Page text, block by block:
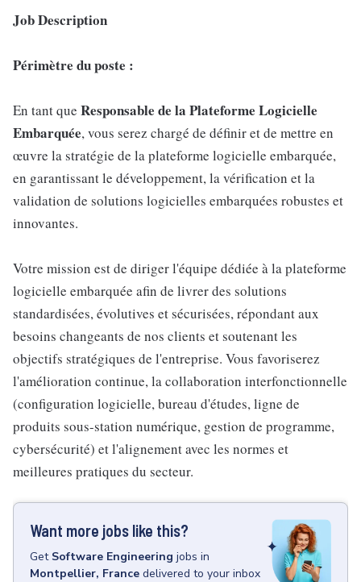
Job Description
Périmètre du poste :
En tant que Responsable de la Plateforme Logicielle
Embarquée, vous serez chargé de définir et de mettre en
œuvre la stratégie de la plateforme logicielle embarquée,
en garantissant le développement, la vérification et la
validation de solutions logicielles embarquées robustes et
innovantes.
Votre mission est de diriger l'équipe dédiée à la plateforme
logicielle embarquée afin de livrer des solutions
standardisées, évolutives et sécurisées, répondant aux
besoins changeants de nos clients et soutenant les
objectifs stratégiques de l'entreprise. Vous favoriserez
l'amélioration continue, la collaboration interfonctionnelle
(configuration logicielle, bureau d'études, ligne de
produits sous-station numérique, gestion de programme,
cybersécurité) et l'alignement avec les normes et
meilleures pratiques du secteur.
Want more jobs like this?
Get Software Engineering jobs in
Montpellier, France delivered to your inbox